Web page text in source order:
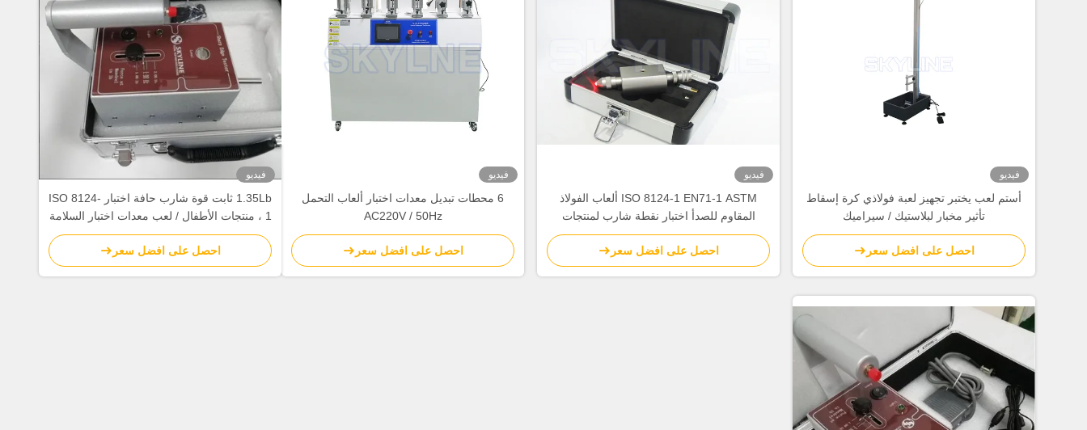
فيديو
أستم لعب يختبر تجهيز لعبة فولاذي كرة إسقاط
تأثير مخبار لبلاستيك / سيراميك
احصل على افضل سعر
فيديو
ISO 8124-1 EN71-1 ASTM ألعاب الفولاذ
المقاوم للصدأ اختبار نقطة شارب لمنتجات
الأطفال
احصل على افضل سعر
فيديو
6 محطات تبديل معدات اختبار ألعاب التحمل
AC220V / 50Hz
احصل على افضل سعر
فيديو
1.35Lb ثابت قوة شارب حافة اختبار ISO 8124-
1 ، منتجات الأطفال / لعب معدات اختبار السلامة
احصل على افضل سعر